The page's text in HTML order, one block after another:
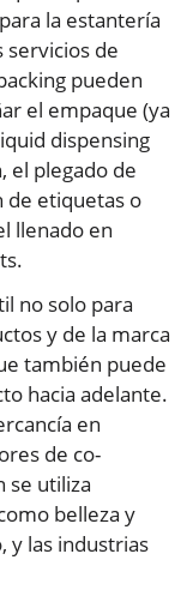
la estantería
servicios de
pueden
el empaque (ya
dispensing
el plegado de
de etiquetas o
llenado en
no solo para
y de la marca
también puede
hacia adelante.
en
de co-
se utiliza
belleza y
y las industrias